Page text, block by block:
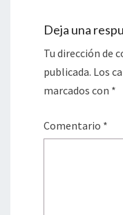
Deja una
Tu dirección de
publicada. Los
marcados con *
Comentario *